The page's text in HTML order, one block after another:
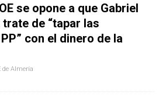
se opone a que Gabriel
de “tapar las
con el dinero de la
de Almería